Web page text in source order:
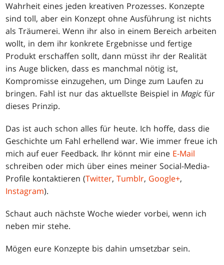
Wahrheit eines jeden kreativen Prozesses. Konzepte
sind toll, aber ein Konzept ohne Ausführung ist nichts
als Träumerei. Wenn ihr also in einem Bereich arbeiten
wollt, in dem ihr konkrete Ergebnisse und fertige
Produkt erschaffen sollt, dann müsst ihr der Realität
ins Auge blicken, dass es manchmal nötig ist,
Kompromisse einzugehen, um Dinge zum Laufen zu
bringen. Fahl ist nur das aktuellste Beispiel inMagic für
dieses Prinzip.
Das ist auch schon alles für heute. Ich hoffe, dass die
Geschichte um Fahl erhellend war. Wie immer freue ich
mich auf euer Feedback. Ihr könnt mir eine E-Mail
schreiben oder mich über eines meiner Social-Media-
Profile kontaktieren (Twitter,Tumblr, Google+,
Instagram).
Schaut auch nächste Woche wieder vorbei, wenn ich
neben mir stehe.
Mögen eure Konzepte bis dahin umsetzbar sein.